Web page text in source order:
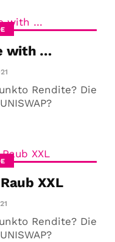
with …
Rendite? Die
XXL
Rendite? Die